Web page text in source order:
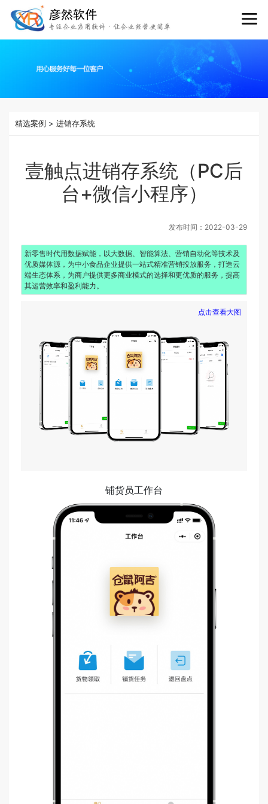
精选案例 > 进销存系统
壹触点进销存系统（PC后
台+微信小程序）
发布时间： 2022-03-29
新零售时代用数据赋能，以大数据、智能算法、营销自动化等技术及
优质媒体源，为中小食品企业提供一站式精准营销投放服务，打造云
端生态体系，为商户提供更多商业模式的选择和更优质的服务，提高
其运营效率和盈利能力。
点击查看大图
铺货员工作台